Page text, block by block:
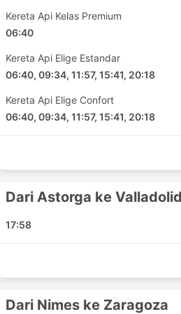
api.
kebanyakan destinasi, tiket
selama 90 hari sebelum
yang menjadikan
Namun tawaran saat akhir
diberikan. Anda tidak
kereta api untuk
lebih berpatutan
Untuk laluan tertentu,
mempertimbangkan masa
lapangan terbang untuk
Selalunya, stesen kereta
Kereta Api Kelas Premium
06:40
Kereta Api Elige Estandar
06:40, 09:34, 11:57, 15:41, 20:18
Kereta Api Elige Confort
06:40, 09:34, 11:57, 15:41, 20:18
Dari Astorga ke Valladolid
17:58
Dari Nimes ke Zaragoza